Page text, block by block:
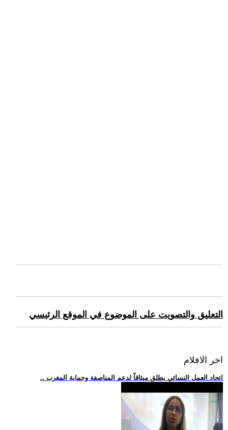
التعليق والتصويت على الموضوع في الموقع الرئيسي
اخر الافلام
.. اتحاد العمل النسائي يطلق ميثاقاً لدعم المناصفة وحماية المغرب